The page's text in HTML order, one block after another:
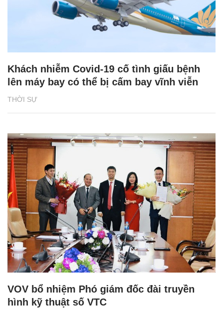
THỜI SỰ
Khách nhiễm Covid-19 cố tình giấu bệnh
lên máy bay có thể bị cấm bay vĩnh viễn
VOV bổ nhiệm Phó giám đốc đài truyền
hình kỹ thuật số VTC